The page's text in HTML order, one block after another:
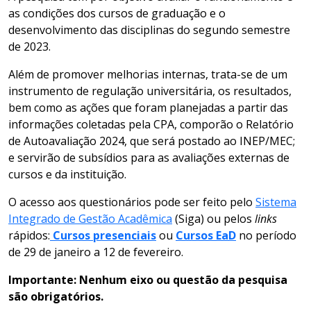
as condições dos cursos de graduação e o
desenvolvimento das disciplinas do segundo semestre
de 2023.
Além de promover melhorias internas, trata-se de um
instrumento de regulação universitária, os resultados,
bem como as ações que foram planejadas a partir das
informações coletadas pela CPA, comporão o Relatório
de Autoavaliação 2024, que será postado ao INEP/MEC;
e servirão de subsídios para as avaliações externas de
cursos e da instituição.
O acesso aos questionários pode ser feito pelo Sistema
Integrado de Gestão Acadêmica (Siga) ou pelos links
rápidos: Cursos presenciaisou Cursos EaD no período
de 29 de janeiro a 12 de fevereiro.
Importante: Nenhum eixo ou questão da pesquisa
são obrigatórios.